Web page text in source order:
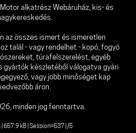
alkatrész Webáruház, kis- és
az összes ismert és ismeretlen
talál - vagy rendelhet - kopó, fogyó
túrafelszerelést, egyéb
gyártók készletéből válogatva gyári
vagy jobb minőséget kap
áron.
minden jog fenntartva.
657.9 kB | Session=537 | /5